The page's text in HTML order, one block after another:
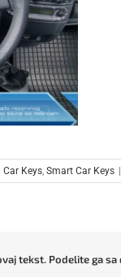
Car Keys ,Smart Car Keys |
tekst. Podelite ga sa